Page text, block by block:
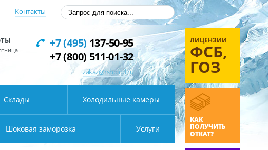
Контакты
+7 (495) 137-50-95
+7 (800) 511-01-32
zakaz@rsholod.ru
Склады Холодильные камеры
Шоковая заморозка Услуги
ЛИЦЕНЗИИ
ФСБ,
ГОЗ
КАК
ПОЛУЧИТЬ
ОТКАТ?